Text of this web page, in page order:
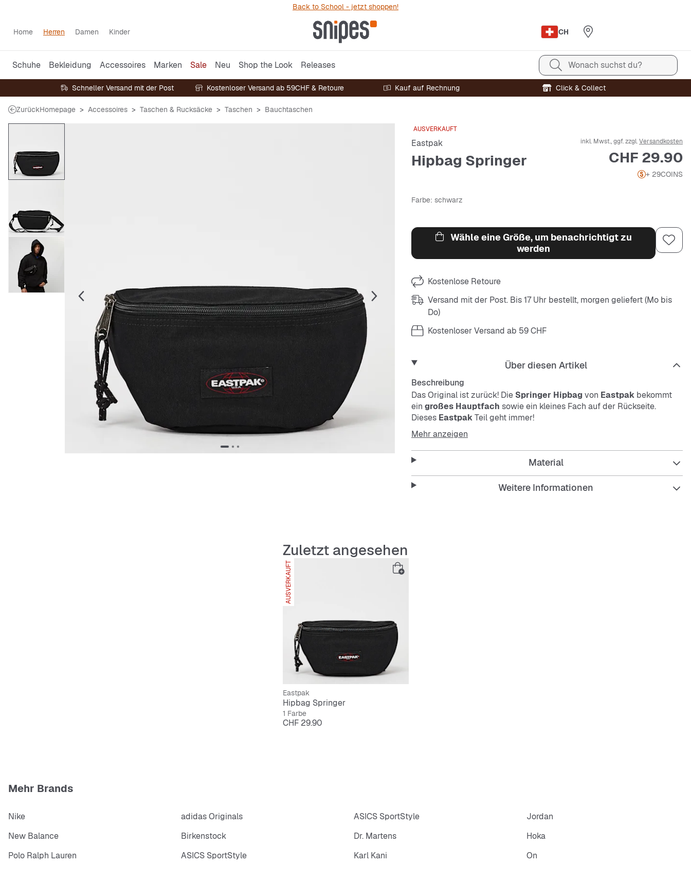
Back to School - jetzt shoppen!
Home Herren Damen Kinder CH
Schuhe Bekleidung Accessoires Marken Sale Neu Shop the Look Releases Wonach suchst du?
Schneller Versand mit der Post Kostenloser Versand ab 59CHF & Retoure Kauf auf Rechnung Click & Collect
ZurückHomepage Accessoires Taschen & Rucksäcke Taschen Bauchtaschen
AUSVERKAUFT
Eastpak
Hipbag Springer
inkl. Mwst., ggf. zzgl.Versandkosten
Preis
CHF 29.90
+ 29COINS
Farbe: schwarz
Wähle eine Größe, um benachrichtigt zu
werden
Kostenlose Retoure
Versand mit der Post. Bis 17 Uhr bestellt, morgen geliefert (Mo bis
Do)
Kostenloser Versand ab 59 CHF
Über diesen Artikel
Beschreibung
Das Original ist zurück! Die Springer Hipbag von Eastpak bekommt
ein großes Hauptfach sowie ein kleines Fach auf der Rückseite.
Dieses EastpakTeil geht immer!
Features
geräumiges Hauptfach mit Zipper
Mehr anzeigen
Material
Weitere Informationen
Zuletzt angesehen
AUSVERKAUFT
Eastpak
Hipbag Springer
1 Farbe
Preis
CHF 29.90
Mehr Brands
Nike adidas Originals ASICS SportStyle
Jordan
New Balance
Birkenstock Dr. Martens
Hoka
Polo Ralph Lauren
ASICS SportStyle Karl Kani On